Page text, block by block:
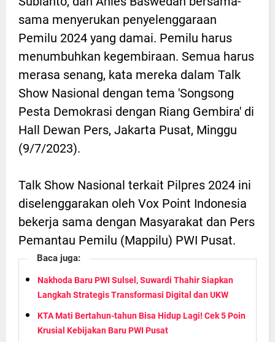
sama menyerukan penyelenggaraan
Pemilu 2024 yang damai. Pemilu harus
menumbuhkan kegembiraan. Semua harus
merasa senang, kata mereka dalam Talk
Show Nasional dengan tema 'Songsong
Pesta Demokrasi dengan Riang Gembira' di
Hall Dewan Pers, Jakarta Pusat, Minggu
(9/7/2023).
Talk Show Nasional terkait Pilpres 2024 ini
diselenggarakan oleh Vox Point Indonesia
bekerja sama dengan Masyarakat dan Pers
Pemantau Pemilu (Mappilu) PWI Pusat.
Baca juga:
Nakhoda Baru PWI Sulsel, Suwardi Thahir Siapkan
Langkah Strategis Transformasi Digital dan UKW
KTA Mati Bertahun-tahun Bisa Hidup Lagi! Cek 5 Poin
Krusial Kebijakan Baru PWI Pusat